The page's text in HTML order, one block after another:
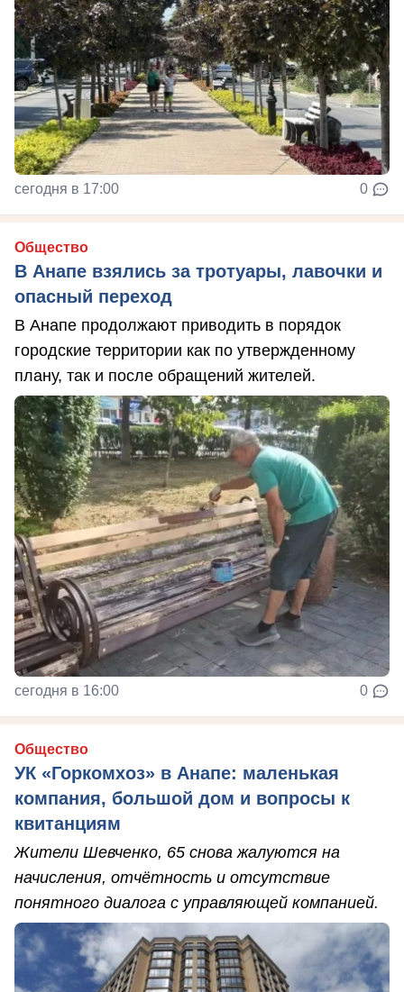
сегодня в 17:00 0
Общество
В Анапе взялись за тротуары, лавочки и
опасный переход
В Анапе продолжают приводить в порядок
городские территории как по утвержденному
плану, так и после обращений жителей.
сегодня в 16:00 0
Общество
УК «Горкомхоз» в Анапе: маленькая
компания, большой дом и вопросы к
квитанциям
Жители Шевченко, 65 снова жалуются на
начисления, отчётность и отсутствие
понятного диалога с управляющей компанией.